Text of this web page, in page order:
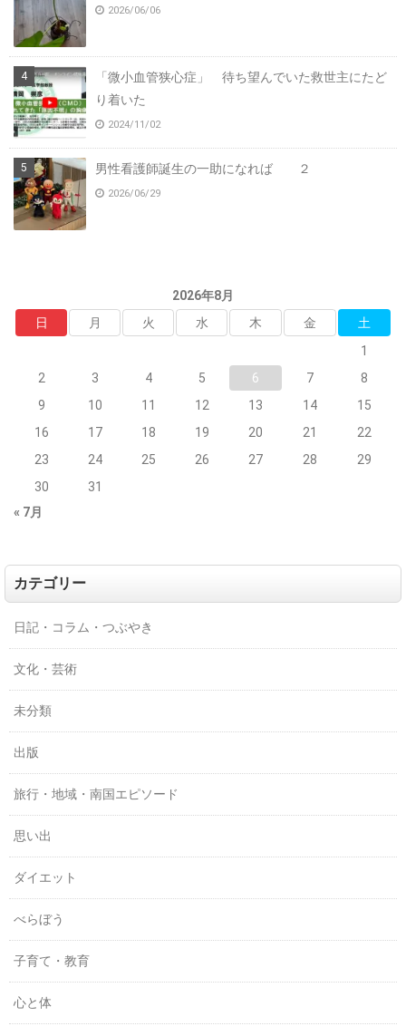
2026/06/06
「微小血管狭心症」 待ち望んでいた救世主にたど
り着いた
2024/11/02
男性看護師誕生の一助になれば ２
2026/06/29
2026年8月
日
月 火 水 木 金
土
1
2
3 4 5 6 7
8
9
10 11 12 13 14
15
16
17 18 19 20 21
22
23
24 25 26 27 28
29
30
31
« 7月
カテゴリー
日記・コラム・つぶやき
文化・芸術
未分類
出版
旅行・地域・南国エピソード
思い出
ダイエット
べらぼう
子育て・教育
心と体